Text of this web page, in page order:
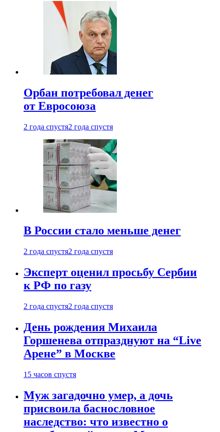
Орбан потребовал денег
от Евросоюза
2 года спустя2 года спустя
В России стало меньше денег
2 года спустя2 года спустя
Эксперт оценил просьбу Сербии
к РФ по газу
2 года спустя2 года спустя
День рождения Михаила
Горшенева отпразднуют на “Live
Арене” в Москве
15 часов спустя
Муж загадочно умер, а дочь
присвоила баснословное
наследство: что известно о